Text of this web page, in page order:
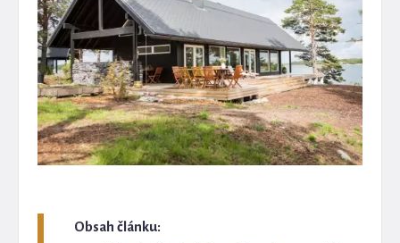
Obsah článku: